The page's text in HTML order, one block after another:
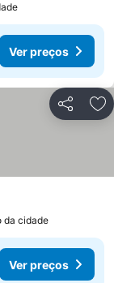
Ver preços
Partilhar
da cidade
Ver preços